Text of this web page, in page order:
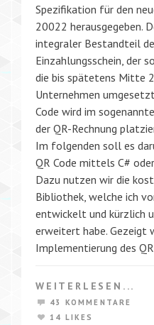
Spezifikation für den
20022 herausgegeben.
integraler Bestandteil
Einzahlungsschein, der
die bis spätetens Mitte
Unternehmen
Code wird im
der QR-Rechnung
Im folgenden soll es
QR Code mittels C#
Dazu nutzen wir die
Bibliothek, welche ich
entwickelt und kürzlich
erweitert habe. Gezeigt
Implementierung des
WEITERLESEN...
43 KOMMENTARE
14 LIKES